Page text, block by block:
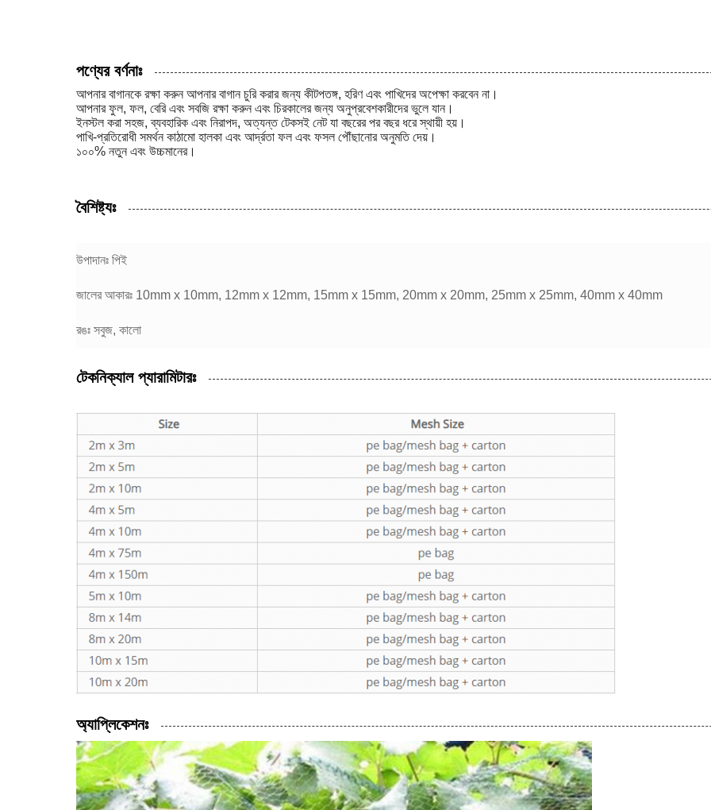
পণ্যের বর্ণনাঃ
আপনার বাগানকে রক্ষা করুন আপনার বাগান চুরি করার জন্য কীটপতঙ্গ, হরিণ এবং পাখিদের অপেক্ষা করবেন না।
আপনার ফুল, ফল, বেরি এবং সবজি রক্ষা করুন এবং চিরকালের জন্য অনুপ্রবেশকারীদের ভুলে যান।
ইনস্টল করা সহজ, ব্যবহারিক এবং নিরাপদ, অত্যন্ত টেকসই নেট যা বছরের পর বছর ধরে স্থায়ী হয়।
পাখি-প্রতিরোধী সমর্থন কাঠামো হালকা এবং আর্দ্রতা ফল এবং ফসল পৌঁছানোর অনুমতি দেয়।
১০০% নতুন এবং উচ্চমানের।
বৈশিষ্ট্যঃ
উপাদানঃ পিই
জালের আকারঃ 10mm x 10mm, 12mm x 12mm, 15mm x 15mm, 20mm x 20mm, 25mm x 25mm, 40mm x 40mm
রঙঃ সবুজ, কালো
টেকনিক্যাল প্যারামিটারঃ
অ্যাপ্লিকেশনঃ